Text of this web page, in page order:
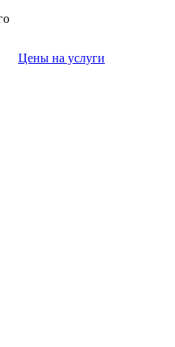
Цены на услуги